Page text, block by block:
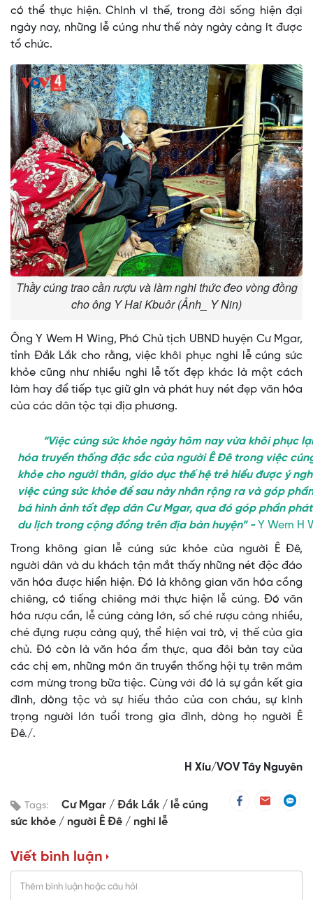
có thể thực hiện. Chính vì thế, trong đời sống hiện đại
ngày nay, những lễ cúng như thế này ngày càng ít được
tổ chức.
Thầy cúng trao cần rượu và làm nghi thức đeo vòng đồng
cho ông Y Hai Kbuôr (Ảnh_ Y Nin)
Ông Y Wem H Wing, Phó Chủ tịch UBND huyện Cư Mgar,
tỉnh Đắk Lắk cho rằng, việc khôi phục nghi lễ cúng sức
khỏe cũng như nhiều nghi lễ tốt đẹp khác là một cách
làm hay để tiếp tục giữ gìn và phát huy nét đẹp văn hóa
của các dân tộc tại địa phương.
“Việc cúng sức khỏe ngày hôm nay vừa khôi phục
hóa truyền thống đặc sắc của người Ê Đê trong việc
khỏe cho người thân, giáo dục thế hệ trẻ hiểu được ý
việc cúng sức khỏe để sau này nhân rộng ra và góp
bá hình ảnh tốt đẹp dân Cư Mgar, qua đó góp phần
du lịch trong cộng đồng trên địa bàn huyện” - Y Wem H
Trong không gian lễ cúng sức khỏe của người Ê Đê,
người dân và du khách tận mắt thấy những nét độc đáo
văn hóa được hiển hiện. Đó là không gian văn hóa cồng
chiêng, có tiếng chiêng mới thực hiện lễ cúng. Đó văn
hóa rượu cần, lễ cúng càng lớn, số ché rượu càng nhiều,
ché đựng rượu càng quý, thể hiện vai trò, vị thế của gia
chủ. Đó còn là văn hóa ẩm thực, qua đôi bàn tay của
các chị em, những món ăn truyền thống hội tụ trên mâm
cơm mừng trong bữa tiệc. Cùng với đó là sự gắn kết gia
đình, dòng tộc và sự hiếu thảo của con cháu, sự kính
trọng người lớn tuổi trong gia đình, dòng họ người Ê
Đê./.
H Xíu/VOV Tây Nguyên
Tags: Cư Mgar Đắk Lắk
lễ cúng
sức khỏe
người Ê Đê nghi lễ
Viết bình luận